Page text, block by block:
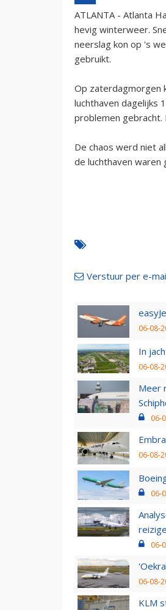
ATLANTA - Atlanta
hevig winterweer.
neerslag kon op 's
gebruikt.
Op zaterdagmorgen
luchthaven dagelijks
problemen gebracht.
De chaos werd niet
de luchthaven waren
Verstuur per e-
06-08-
In
06-08-
Meer
06-
06-08-
06-
06-
06-08-
KLM